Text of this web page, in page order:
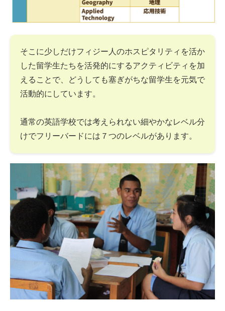
そこに少しだけフィジー人のホスピタリティを活か
した留学生たちを活発的にするアクティビティを加
えることで、どうしても塞ぎがちな留学生を元気で
活動的にしています。
通常の英語学校では考えられない細やかなレベル分
けでフリーバードには７つのレベルがあります。